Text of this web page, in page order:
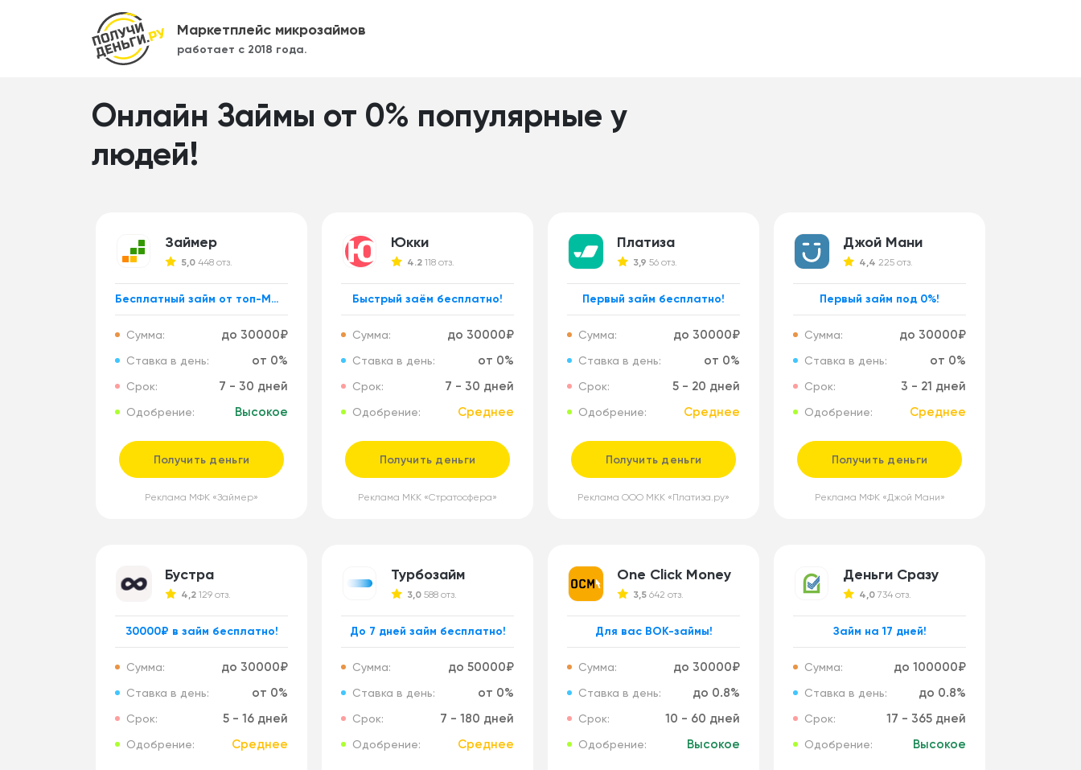
Маркетплейс микрозаймов
работает с 2018 года.
Онлайн Займы от 0% популярные у
людей!
Займер
5,0 448 отз.
Бесплатный займ от топ-МФО!
Сумма: до 30000₽
Ставка в день: от 0%
Срок: 7 - 30 дней
Одобрение: Высокое
Получить деньги
Реклама МФК «Займер»
Юкки
4.2 118 отз.
Быстрый заём бесплатно!
Сумма: до 30000₽
Ставка в день: от 0%
Срок: 7 - 30 дней
Одобрение: Среднее
Получить деньги
Реклама МКК «Стратосфера»
Платиза
3,9 56 отз.
Первый займ бесплатно!
Сумма: до 30000₽
Ставка в день: от 0%
Срок: 5 - 20 дней
Одобрение: Среднее
Получить деньги
Реклама ООО МКК «Платиза.ру»
Джой Мани
4,4 225 отз.
Первый займ под 0%!
Сумма: до 30000₽
Ставка в день: от 0%
Срок: 3 - 21 дней
Одобрение: Среднее
Получить деньги
Реклама МФК «Джой Мани»
Бустра
4,2 129 отз.
30000₽ в займ бесплатно!
Сумма: до 30000₽
Ставка в день: от 0%
Срок: 5 - 16 дней
Одобрение: Среднее
Турбозайм
3,0 588 отз.
До 7 дней займ бесплатно!
Сумма: до 50000₽
Ставка в день: от 0%
Срок: 7 - 180 дней
Одобрение: Среднее
One Click Money
3,5 642 отз.
Для вас ВОК-займы!
Сумма: до 30000₽
Ставка в день: до 0.8%
Срок: 10 - 60 дней
Одобрение: Высокое
Деньги Сразу
4,0 734 отз.
Займ на 17 дней!
Сумма: до 100000₽
Ставка в день: до 0.8%
Срок: 17 - 365 дней
Одобрение: Высокое